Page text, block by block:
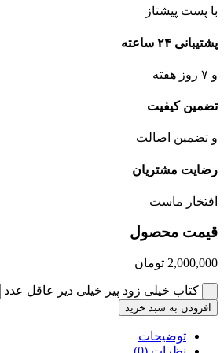
با پست پیشتاز
پشتیبانی ۲۴ ساعته
و ۷ روز هفته
تضمین کیفیت
و تضمین اصالت
رضایت مشتریان
افتخار ماست
قیمت محصول
2,000,000 تومان
- کتاب خیلی زود پیر خیلی دیر عاقل عدد
افزودن به سبد خرید
توضیحات